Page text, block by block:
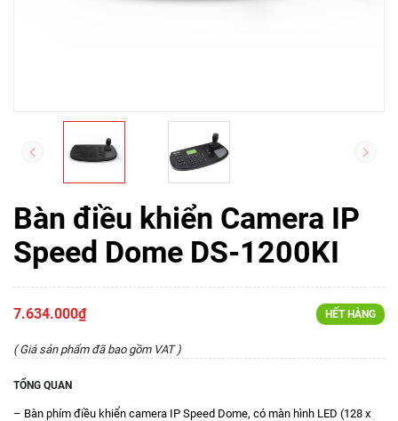
Bàn điều khiển Camera IP
Speed Dome DS-1200KI
7.634.000₫ HẾT HÀNG
( Giá sản phẩm đã bao gồm VAT )
TỔNG QUAN
– Bàn phím điều khiển camera IP Speed Dome, có màn hình LED (128 x